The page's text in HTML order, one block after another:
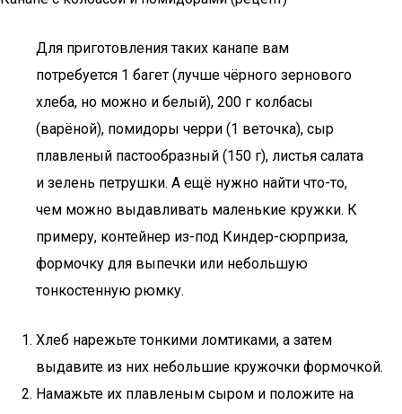
Для приготовления таких канапе вам
потребуется 1 багет (лучше чёрного зернового
хлеба, но можно и белый), 200 г колбасы
(варёной), помидоры черри (1 веточка), сыр
плавленый пастообразный (150 г), листья салата
и зелень петрушки. А ещё нужно найти что-то,
чем можно выдавливать маленькие кружки. К
примеру, контейнер из-под Киндер-сюрприза,
формочку для выпечки или небольшую
тонкостенную рюмку.
Хлеб нарежьте тонкими ломтиками, а затем
выдавите из них небольшие кружочки формочкой.
Намажьте их плавленым сыром и положите на